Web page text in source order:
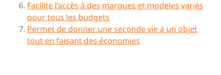
Facilite l’accès à des marques et modèles variés
pour tous les budgets
Permet de donner une seconde vie à un objet
tout en faisant des économies